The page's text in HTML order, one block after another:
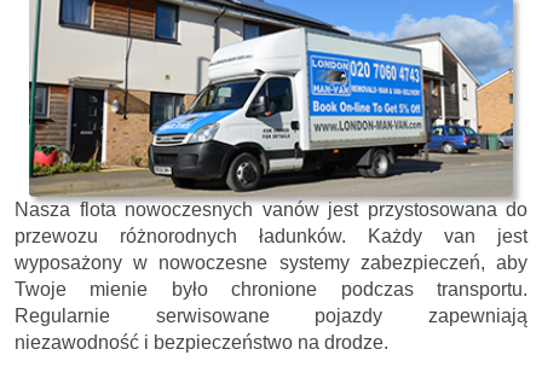
Nasza flota nowoczesnych vanów jest przystosowana do
przewozu różnorodnych ładunków. Każdy van jest
wyposażony w nowoczesne systemy zabezpieczeń, aby
Twoje mienie było chronione podczas transportu.
Regularnie serwisowane pojazdy zapewniają
niezawodność i bezpieczeństwo na drodze.